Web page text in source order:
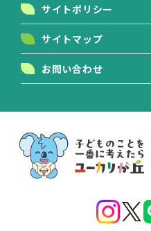
サイトポリシー
サイトマップ
お問い合わせ